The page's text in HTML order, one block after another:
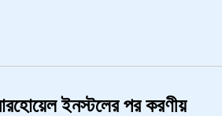
ইনস্টলের পর করণীয়